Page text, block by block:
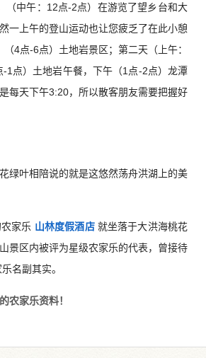
（中午：12点-2点）在游览了望乡台和大
一上午的登山运动也让您疲乏了在此小憩
4点-6点）土地岩景区；第二天（上午：
1点）土地岩午餐，下午（1点-2点）龙潭
每天下午3:20，所以散客朋友需要把握好
绿叶相陪说的就是这悠然荡舟洪湖上的美
家乐 山林度假酒店就坐落于大洪海桃花
景区内被评为星级农家乐的代表，曾接待
名副其实。
农家乐资料！